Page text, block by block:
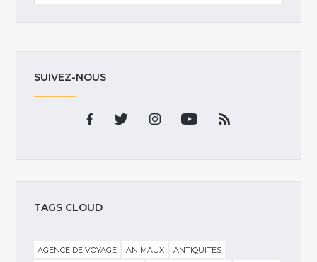
SUIVEZ-NOUS
TAGS CLOUD
AGENCE DE VOYAGE ANIMAUX
ANTIQUITÉS